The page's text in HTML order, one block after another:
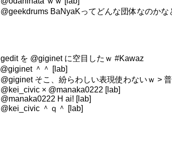
@geekdrums BaNyaKってどんな団体なのか
gedit を @giginet に空目したｗ #Kawaz
@giginet ＾＾ [lab]
@giginet そこ、紛らわしい表現使わないｗ >
@kei_civic × @manaka0222 [lab]
@manaka0222 H ai! [lab]
@kei_civic ＾ｑ＾ [lab]